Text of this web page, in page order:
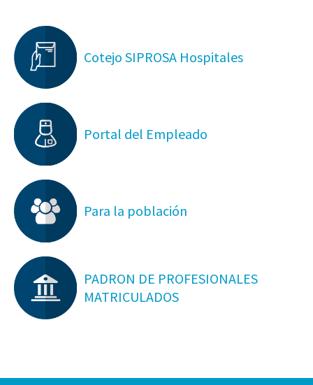
Cotejo SIPROSA Hospitales
Portal del Empleado
Para la población
PADRON DE PROFESIONALES
MATRICULADOS